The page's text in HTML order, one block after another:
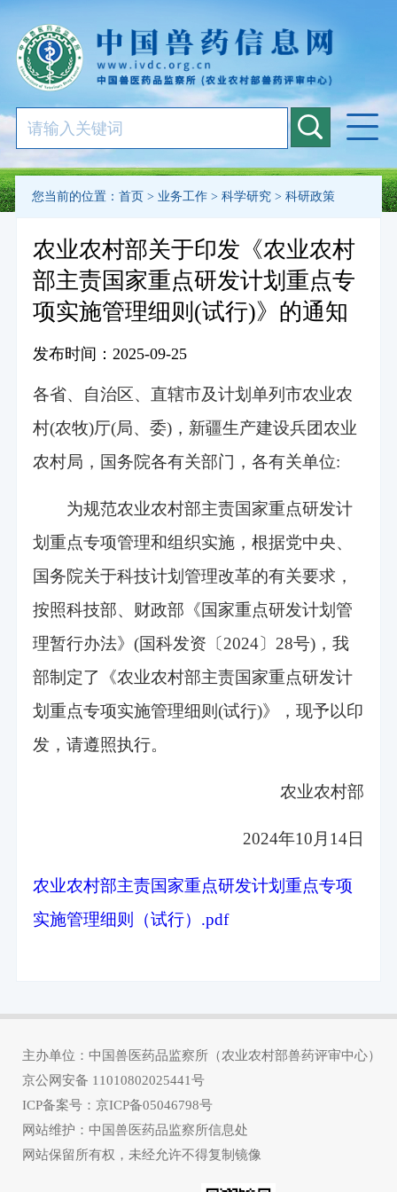
您当前的位置： 首页> 业务工作> 科学研究> 科研政策
农业农村部关于印发《农业农村
部主责国家重点研发计划重点专
项实施管理细则(试行)》的通知
发布时间：2025-09-25
各省、自治区、直辖市及计划单列市农业农
村(农牧)厅(局、委)，新疆生产建设兵团农业
农村局，国务院各有关部门，各有关单位:
为规范农业农村部主责国家重点研发计
划重点专项管理和组织实施，根据党中央、
国务院关于科技计划管理改革的有关要求，
按照科技部、财政部《国家重点研发计划管
理暂行办法》(国科发资〔2024〕28号)，我
部制定了《农业农村部主责国家重点研发计
划重点专项实施管理细则(试行)》，现予以印
发，请遵照执行。
农业农村部
2024年10月14日
农业农村部主责国家重点研发计划重点专项
实施管理细则（试行）.pdf
主办单位：中国兽医药品监察所（农业农村部兽药评审中心）
京公网安备 11010802025441号
ICP备案号：京ICP备05046798号
网站维护：中国兽医药品监察所信息处
网站保留所有权，未经允许不得复制镜像